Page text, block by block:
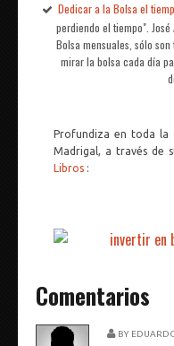
Dedicar a la Bolsa el
perdiendo el tiempo".
Bolsa mensuales, sólo
mirar la bolsa cada día
Profundiza en toda la
Madrigal, a través de
Libros :
Comentarios
BY